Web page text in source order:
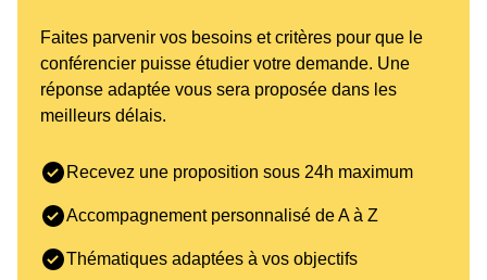
Faites parvenir vos besoins et critères pour que le
conférencier puisse étudier votre demande. Une
réponse adaptée vous sera proposée dans les
meilleurs délais.
Recevez une proposition sous 24h maximum
Accompagnement personnalisé de A à Z
Thématiques adaptées à vos objectifs